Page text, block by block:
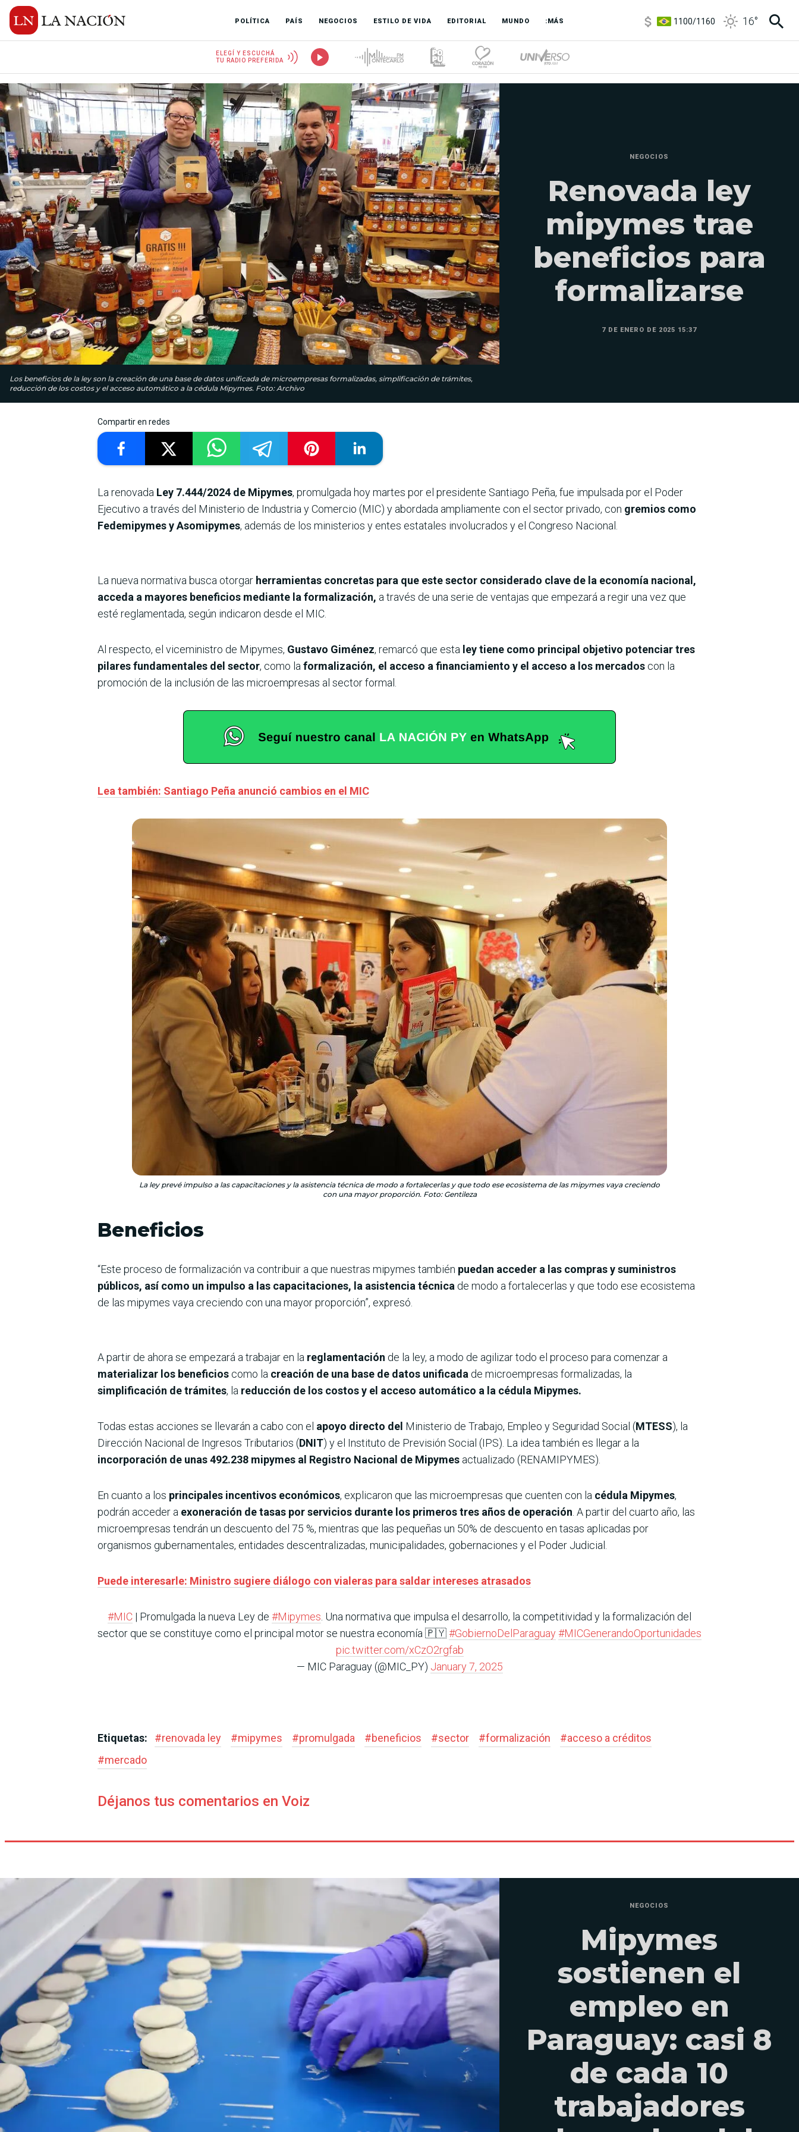
POLÍTICA PAÍS NEGOCIOS ESTILO DE VIDA EDITORIAL MUNDO :MÁS
3,8/4
16°
ELEGÍ Y ESCUCHÁ
TU RADIO PREFERIDA
Los beneficios de la ley son la creación de una base de datos unificada de microempresas formalizadas, simplificación de trámites,
reducción de los costos y el acceso automático a la cédula Mipymes. Foto: Archivo
NEGOCIOS
Renovada ley
mipymes trae
beneficios para
formalizarse
7 DE ENERO DE 2025 15:37
Compartir en redes
La renovada Ley 7.444/2024 de Mipymes, promulgada hoy martes por el presidente Santiago Peña, fue impulsada por el Poder
Ejecutivo a través del Ministerio de Industria y Comercio (MIC) y abordada ampliamente con el sector privado, con gremios como
Fedemipymes y Asomipymes, además de los ministerios y entes estatales involucrados y el Congreso Nacional.
La nueva normativa busca otorgar herramientas concretas para que este sector considerado clave de la economía nacional,
acceda a mayores beneficios mediante la formalización, a través de una serie de ventajas que empezará a regir una vez que
esté reglamentada, según indicaron desde el MIC.
Al respecto, el viceministro de Mipymes, Gustavo Giménez, remarcó que esta ley tiene como principal objetivo potenciar tres
pilares fundamentales del sector, como la formalización, el acceso a financiamiento y el acceso a los mercados con la
promoción de la inclusión de las microempresas al sector formal.
Lea también: Santiago Peña anunció cambios en el MIC
La ley prevé impulso a las capacitaciones y la asistencia técnica de modo a fortalecerlas y que todo ese ecosistema de las mipymes vaya creciendo
con una mayor proporción. Foto: Gentileza
Beneficios
“Este proceso de formalización va contribuir a que nuestras mipymes también puedan acceder a las compras y suministros
públicos, así como un impulso a las capacitaciones, la asistencia técnica de modo a fortalecerlas y que todo ese ecosistema
de las mipymes vaya creciendo con una mayor proporción”, expresó.
A partir de ahora se empezará a trabajar en la reglamentación de la ley, a modo de agilizar todo el proceso para comenzar a
materializar los beneficios como la creación de una base de datos unificada de microempresas formalizadas, la
simplificación de trámites, la reducción de los costos y el acceso automático a la cédula Mipymes.
Todas estas acciones se llevarán a cabo con el apoyo directo del Ministerio de Trabajo, Empleo y Seguridad Social (MTESS), la
Dirección Nacional de Ingresos Tributarios (DNIT) y el Instituto de Previsión Social (IPS). La idea también es llegar a la
incorporación de unas 492.238 mipymes al Registro Nacional de Mipymes actualizado (RENAMIPYMES).
En cuanto a los principales incentivos económicos, explicaron que las microempresas que cuenten con la cédula Mipymes,
podrán acceder a exoneración de tasas por servicios durante los primeros tres años de operación . A partir del cuarto año, las
microempresas tendrán un descuento del 75 %, mientras que las pequeñas un 50% de descuento en tasas aplicadas por
organismos gubernamentales, entidades descentralizadas, municipalidades, gobernaciones y el Poder Judicial.
Puede interesarle: Ministro sugiere diálogo con vialeras para saldar intereses atrasados
#MIC | Promulgada la nueva Ley de #Mipymes . Una normativa que impulsa el desarrollo, la competitividad y la formalización del
sector que se constituye como el principal motor se nuestra economía 🇵🇾#GobiernoDelParaguay#MICGenerandoOportunidades
pic.twitter.com/xCzO2rgfab
— MIC Paraguay (@MIC_PY) January 7, 2025
Etiquetas: #renovada ley #mipymes #promulgada #beneficios #sector #formalización #acceso a créditos
#mercado
Déjanos tus comentarios en Voiz
NEGOCIOS
Mipymes
sostienen el
empleo en
Paraguay: casi 8
de cada 10
trabajadores